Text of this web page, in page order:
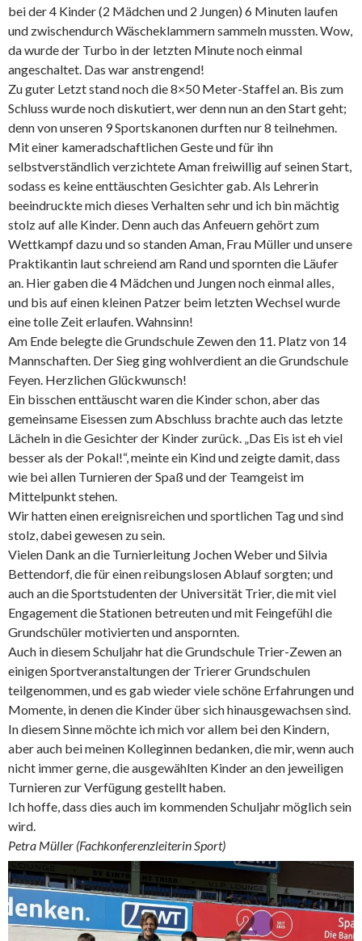
bei der 4 Kinder (2 Mädchen und 2 Jungen) 6 Minuten laufen
und zwischendurch Wäscheklammern sammeln mussten. Wow,
da wurde der Turbo in der letzten Minute noch einmal
angeschaltet. Das war anstrengend!
Zu guter Letzt stand noch die 8×50 Meter-Staffel an. Bis zum
Schluss wurde noch diskutiert, wer denn nun an den Start geht;
denn von unseren 9 Sportskanonen durften nur 8 teilnehmen.
Mit einer kameradschaftlichen Geste und für ihn
selbstverständlich verzichtete Aman freiwillig auf seinen Start,
sodass es keine enttäuschten Gesichter gab. Als Lehrerin
beeindruckte mich dieses Verhalten sehr und ich bin mächtig
stolz auf alle Kinder. Denn auch das Anfeuern gehört zum
Wettkampf dazu und so standen Aman, Frau Müller und unsere
Praktikantin laut schreiend am Rand und spornten die Läufer
an. Hier gaben die 4 Mädchen und Jungen noch einmal alles,
und bis auf einen kleinen Patzer beim letzten Wechsel wurde
eine tolle Zeit erlaufen. Wahnsinn!
Am Ende belegte die Grundschule Zewen den 11. Platz von 14
Mannschaften. Der Sieg ging wohlverdient an die Grundschule
Feyen. Herzlichen Glückwunsch!
Ein bisschen enttäuscht waren die Kinder schon, aber das
gemeinsame Eisessen zum Abschluss brachte auch das letzte
Lächeln in die Gesichter der Kinder zurück. „Das Eis ist eh viel
besser als der Pokal!“, meinte ein Kind und zeigte damit, dass
wie bei allen Turnieren der Spaß und der Teamgeist im
Mittelpunkt stehen.
Wir hatten einen ereignisreichen und sportlichen Tag und sind
stolz, dabei gewesen zu sein.
Vielen Dank an die Turnierleitung Jochen Weber und Silvia
Bettendorf, die für einen reibungslosen Ablauf sorgten; und
auch an die Sportstudenten der Universität Trier, die mit viel
Engagement die Stationen betreuten und mit Feingefühl die
Grundschüler motivierten und anspornten.
Auch in diesem Schuljahr hat die Grundschule Trier-Zewen an
einigen Sportveranstaltungen der Trierer Grundschulen
teilgenommen, und es gab wieder viele schöne Erfahrungen und
Momente, in denen die Kinder über sich hinausgewachsen sind.
In diesem Sinne möchte ich mich vor allem bei den Kindern,
aber auch bei meinen Kolleginnen bedanken, die mir, wenn auch
nicht immer gerne, die ausgewählten Kinder an den jeweiligen
Turnieren zur Verfügung gestellt haben.
Ich hoffe, dass dies auch im kommenden Schuljahr möglich sein
wird.
Petra Müller (Fachkonferenzleiterin Sport)